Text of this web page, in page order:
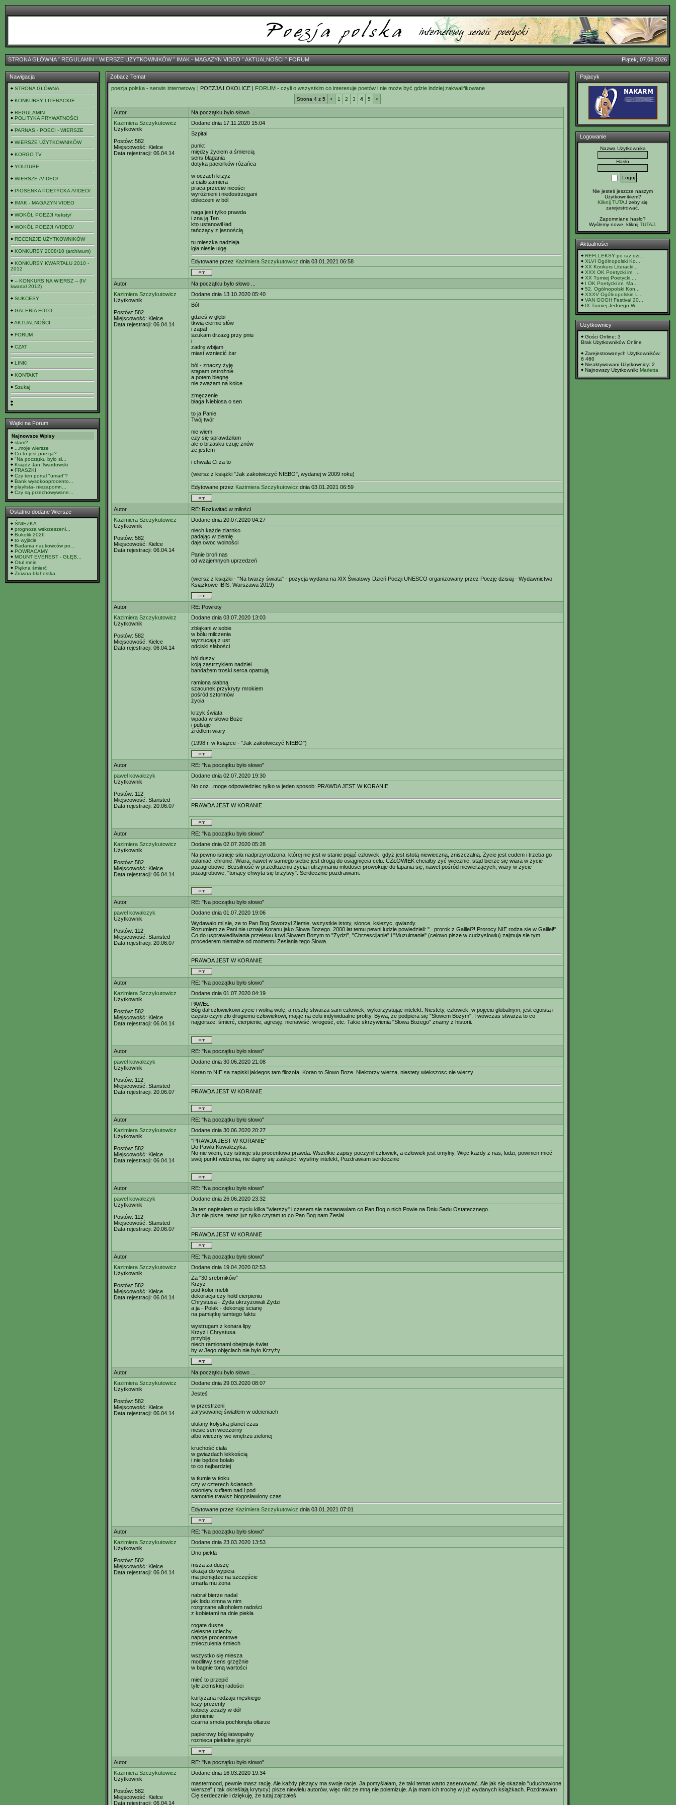
STRONA GŁÓWNAˇ REGULAMIN ˇ WIERSZE UŻYTKOWNIKÓWˇ IMAK - MAGAZYN VIDEO ˇAKTUALNOŚCI ˇ FORUM Piątek, 07.08.2026
Nawigacja
STRONA GŁÓWNA
KONKURSY LITERACKIE
REGULAMIN
POLITYKA PRYWATNOŚCI
PARNAS - POECI - WIERSZE
WIERSZE UŻYTKOWNIKÓW
KORGO TV
YOUTUBE
WIERSZE /VIDEO/
PIOSENKA POETYCKA /VIDEO/
IMAK - MAGAZYN VIDEO
WOKÓŁ POEZJI /teksty/
WOKÓŁ POEZJI /VIDEO/
RECENZJE UŻYTKOWNIKÓW
KONKURSY 2008/10 (archiwum)
KONKURSY KWARTAŁU 2010 -
2012
-- KONKURS NA WIERSZ -- (IV
kwartał 2012)
SUKCESY
GALERIA FOTO
AKTUALNOŚCI
FORUM
CZAT
LINKI
KONTAKT
Szukaj
Wątki na Forum
Najnowsze Wpisy
slam?
...moje wiersze
Co to jest poezja?
"Na początku było sł...
Ksiądz Jan Twardowski
FRASZKI
Czy ten portal "umarł"?
Bank wysokooprocento...
playlista- niezapomn...
Czy są przechowywane...
Ostatnio dodane Wiersze
ŚNIEŻKA
prognoza wskrzeszeni...
Bukolik 2026
to wyjście
Badania naukowców po...
POWRACAMY
MOUNT EVEREST - GŁĘB...
Otul mnie
Piękna śmierć
Żniwna błahostka
Zobacz Temat
poezja polska - serwis internetowy | POEZJA I OKOLICE | FORUM - czyli o wszystkim co interesuje poetów i nie może być gdzie indziej zakwalifikowane
Strona 4 z 5 < 1 2 3 4 5 >
Autor
Na początku było słowo ...
Kazimiera Szczykutowicz
Użytkownik
Postów: 582
Miejscowość: Kielce
Data rejestracji: 06.04.14
Dodane dnia 17.11.2020 15:04
Szpital
punkt
między życiem a śmiercią
sens błagania
dotyka paciorków różańca
w oczach krzyż
a ciało zamiera
praca przeciw nicości
wyróżnieni i niedostrzegani
obleczeni w ból
naga jest tylko prawda
i zna ją Ten
kto ustanowił ład
tańczący z jasnością
tu mieszka nadzieja
igła niesie ulgę
Edytowane przez Kazimiera Szczykutowicz dnia 03.01.2021 06:58
Autor
Na początku było słowo ...
Kazimiera Szczykutowicz
Użytkownik
Postów: 582
Miejscowość: Kielce
Data rejestracji: 06.04.14
Dodane dnia 13.10.2020 05:40
Ból
gdzieś w głębi
tkwią ciernie słów
i zapał
szukam drzazg przy pniu
i
zadrę wbijam
miast wzniecić żar
ból - znaczy żyję
stąpam ostrożnie
a potem biegnę
nie zważam na kolce
zmęczenie
błaga Niebiosa o sen
to ja Panie
Twój twór
nie wiem
czy się sprawdziłam
ale o brzasku czuję znów
że jestem
i chwała Ci za to
(wiersz z książki "Jak zakotwiczyć NIEBO", wydanej w 2009 roku)
Edytowane przez Kazimiera Szczykutowicz dnia 03.01.2021 06:59
Autor
RE: Rozkwitać w miłości
Kazimiera Szczykutowicz
Użytkownik
Postów: 582
Miejscowość: Kielce
Data rejestracji: 06.04.14
Dodane dnia 20.07.2020 04:27
niech każde ziarnko
padając w ziemię
daje owoc wolności
Panie broń nas
od wzajemnych uprzedzeń
(wiersz z książki - "Na twarzy świata" - pozycja wydana na XIX Światowy Dzień Poezji UNESCO organizowany przez Poezję dzisiaj - Wydawnictwo
Książkowe IBIS, Warszawa 2019)
Autor
RE: Powroty
Kazimiera Szczykutowicz
Użytkownik
Postów: 582
Miejscowość: Kielce
Data rejestracji: 06.04.14
Dodane dnia 03.07.2020 13:03
zbłąkani w sobie
w bólu milczenia
wyrzucają z ust
odciski słabości
ból duszy
koją zastrzykiem nadziei
bandażem troski serca opatrują
ramiona słabną
szacunek przykryty mrokiem
pośród sztormów
życia
krzyk świata
wpada w słowo Boże
i pulsuje
źródłem wiary
(1998 r. w książce - "Jak zakotwiczyć NIEBO")
Autor
RE: "Na początku było słowo"
pawel kowalczyk
Użytkownik
Postów: 112
Miejscowość: Stansted
Data rejestracji: 20.06.07
Dodane dnia 02.07.2020 19:30
No coz...moge odpowiedziec tylko w jeden sposob: PRAWDA JEST W KORANIE.
PRAWDA JEST W KORANIE
Autor
RE: "Na początku było słowo"
Kazimiera Szczykutowicz
Użytkownik
Postów: 582
Miejscowość: Kielce
Data rejestracji: 06.04.14
Dodane dnia 02.07.2020 05:28
Na pewno istnieje siła nadprzyrodzona, której nie jest w stanie pojąć człowiek, gdyż jest istotą niewieczną, zniszczalną. Życie jest cudem i trzeba go
osłaniać, chronić. Wiara, nawet w samego siebie jest drogą do osiągnięcia celu. CZŁOWIEK chciałby żyć wiecznie, stąd bierze się wiara w życie
pozagrobowe. Bezsilność w przedłużeniu życia i utrzymaniu młodości prowokuje do łapania się, nawet pośród niewierzących, wiary w życie
pozagrobowe, "tonący chwyta się brzytwy". Serdecznie pozdrawiam.
Autor
RE: "Na początku było słowo"
pawel kowalczyk
Użytkownik
Postów: 112
Miejscowość: Stansted
Data rejestracji: 20.06.07
Dodane dnia 01.07.2020 19:06
Wydawalo mi sie, ze to Pan Bog Stworzyl Ziemie, wszystkie istoty, slonce, ksiezyc, gwiazdy.
Rozumiem ze Pani nie uznaje Koranu jako Slowa Bozego. 2000 lat temu pewni ludzie powiedzieli: "...prorok z Galilei?! Prorocy NIE rodza sie w Galilei!"
Co do usprawiedliwiania przelewu krwi Slowem Bozym to "Zydzi", "Chrzescijanie" i "Muzulmanie" (celowo pisze w cudzyslowiu) zajmuja sie tym
procederem niemalze od momentu Zeslania tego Slowa.
PRAWDA JEST W KORANIE
Autor
RE: "Na początku było słowo"
Kazimiera Szczykutowicz
Użytkownik
Postów: 582
Miejscowość: Kielce
Data rejestracji: 06.04.14
Dodane dnia 01.07.2020 04:19
PAWEŁ:
Bóg dał człowiekowi życie i wolną wolę, a resztę stwarza sam człowiek, wykorzystując intelekt. Niestety, człowiek, w pojęciu globalnym, jest egoistą i
często czyni zło drugiemu człowiekowi, mając na celu indywidualne profity. Bywa, że podpiera się "Słowem Bożym". I wówczas stwarza to co
najgorsze: śmierć, cierpienie, agresję, nienawiść, wrogość, etc. Takie skrzywienia "Słowa Bożego" znamy z historii.
Autor
RE: "Na początku było słowo"
pawel kowalczyk
Użytkownik
Postów: 112
Miejscowość: Stansted
Data rejestracji: 20.06.07
Dodane dnia 30.06.2020 21:08
Koran to NIE sa zapiski jakiegos tam filozofa. Koran to Slowo Boze. Niektorzy wierza, niestety wiekszosc nie wierzy.
PRAWDA JEST W KORANIE
Autor
RE: "Na początku było słowo"
Kazimiera Szczykutowicz
Użytkownik
Postów: 582
Miejscowość: Kielce
Data rejestracji: 06.04.14
Dodane dnia 30.06.2020 20:27
"PRAWDA JEST W KORANIE"
Do Pawła Kowalczyka:
No nie wiem, czy istnieje stu procentowa prawda. Wszelkie zapisy poczynił człowiek, a człowiek jest omylny. Więc każdy z nas, ludzi, powinien mieć
swój punkt widzenia, nie dajmy się zaślepić, wysilmy intelekt, Pozdrawiam serdecznie
Autor
RE: "Na początku było słowo"
pawel kowalczyk
Użytkownik
Postów: 112
Miejscowość: Stansted
Data rejestracji: 20.06.07
Dodane dnia 26.06.2020 23:32
Ja tez napisalem w zyciu kilka "wierszy" i czasem sie zastanawiam co Pan Bog o nich Powie na Dniu Sadu Ostatecznego...
Juz nie pisze, teraz juz tylko czytam to co Pan Bog nam Zeslal.
PRAWDA JEST W KORANIE
Autor
RE: "Na początku było słowo"
Kazimiera Szczykutowicz
Użytkownik
Postów: 582
Miejscowość: Kielce
Data rejestracji: 06.04.14
Dodane dnia 19.04.2020 02:53
Za "30 srebrników"
Krzyż
pod kolor mebli
dekoracja czy hołd cierpieniu
Chrystusa - Żyda ukrzyżowali Żydzi
a ja - Polak - dekoruję ścianę
na pamiątkę tamtego faktu
wystrugam z konara lipy
Krzyż i Chrystusa
przybiję
niech ramionami obejmuje świat
by w Jego objęciach nie było Krzyży
Autor
Na początku było słowo ...
Kazimiera Szczykutowicz
Użytkownik
Postów: 582
Miejscowość: Kielce
Data rejestracji: 06.04.14
Dodane dnia 29.03.2020 08:07
Jesteś
w przestrzeni
zarysowanej światłem w odcieniach
ululany kołyską planet czas
niesie sen wieczorny
albo wieczny we wnętrzu zielonej
kruchość ciała
w gwiazdach lekkością
i nie będzie bolało
to co najbardziej
w tłumie w tłoku
czy w czterech ścianach
osłonięty sufitem nad i pod
samotnie trawisz błogosławiony czas
Edytowane przez Kazimiera Szczykutowicz dnia 03.01.2021 07:01
Autor
RE: "Na początku było słowo"
Kazimiera Szczykutowicz
Użytkownik
Postów: 582
Miejscowość: Kielce
Data rejestracji: 06.04.14
Dodane dnia 23.03.2020 13:53
Dno piekła
msza za duszę
okazja do wypicia
ma pieniądze na szczęście
umarła mu żona
nabrał bierze nadal
jak lodu zimna w nim
rozgrzane alkoholem radości
z kobietami na dnie piekła
rogate dusze
cielesne uciechy
napoje procentowe
znieczulenia śmiech
wszystko się miesza
modlitwy sens grzęźnie
w bagnie toną wartości
mieć to przepić
tyle ziemskiej radości
kurtyzana rodzaju męskiego
liczy prezenty
kobiety zeszły w dół
płomienie
czarna smoła pochłonęła ołtarze
papierowy bóg łatwopalny
roznieca piekielne języki
Autor
RE: "Na początku było słowo"
Kazimiera Szczykutowicz
Użytkownik
Postów: 582
Miejscowość: Kielce
Data rejestracji: 06.04.14
Dodane dnia 16.03.2020 19:34
mastermood, pewnie masz rację. Ale każdy piszący ma swoje racje. Ja pomyślałam, że taki temat warto zaserwować. Ale jak się okazało "uduchowione
wiersze" ( tak określają krytycy) pisze niewielu autorów, więc nikt ze mną nie polemizuje. A ja mam ich trochę w już wydanych książkach. Pozdrawiam
Cię serdecznie i dziękuję, że tutaj zajrzałeś.
Pajacyk
Logowanie
Nazwa Użytkownika
Hasło
Nie jesteś jeszcze naszym
Użytkownikiem?
Kilknij TUTAJ żeby się
zarejestrować.
Zapomniane hasło?
Wyślemy nowe, kliknij TUTAJ
Aktualności
REFLLEKSY po raz dzi...
XLVI Ogólnopolski Ko...
XX Konkurs Literacki...
XXX OK Poetycki im. ...
XX Turniej Poetycki ...
I OK Poetycki im. Ma...
52. Ogólnopolski Kon...
XXXV Ogólnopolskie L...
VAN GOGH Festival 20...
IX Turniej Jednego W...
Użytkownicy
Gości Online: 3
Brak Użytkowników Online
Zarejestrowanych Użytkowników:
6 460
Nieaktywowani Użytkownicy: 2
Najnowszy Użytkownik: Marletta